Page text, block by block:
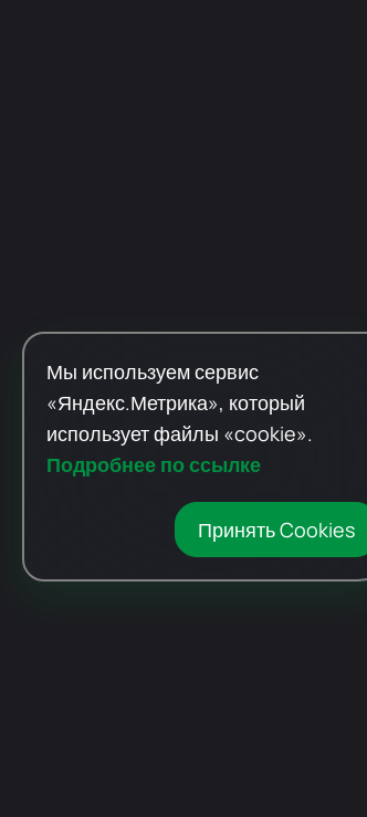
Мы используем сервис
«Яндекс.Метрика», который
использует файлы «cookie».
Подробнее по ссылке
Принять Cookies